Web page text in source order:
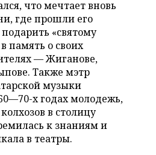
что мечтает вновь
где прошли его
«святому
память о своих
— Жиганове,
Также мэтр
музыки
х годах молодежь,
в столицу
к знаниям и
в театры.